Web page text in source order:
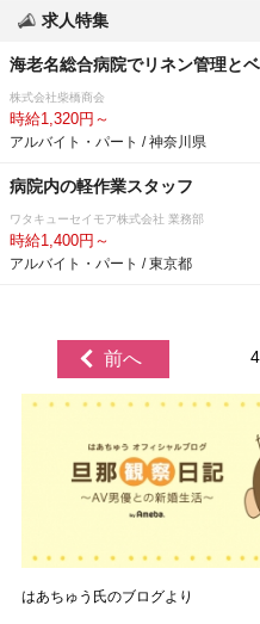
求人特集
海老名総合病院でリネン管理と
株式会社柴橋商会
時給1,320円～
アルバイト・パート / 神奈川県
病院内の軽作業スタッフ
ワタキューセイモア株式会社 業務部
時給1,400円～
アルバイト・パート / 東京都
前へ
はあちゅう氏のブログより